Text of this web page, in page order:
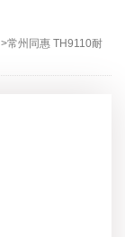
>常州同惠 TH9110耐